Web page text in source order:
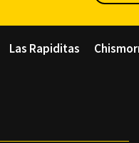
Las Rapiditas